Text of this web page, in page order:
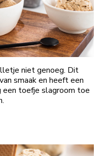
niet genoeg. Dit
smaak en heeft een
een toefje slagroom toe